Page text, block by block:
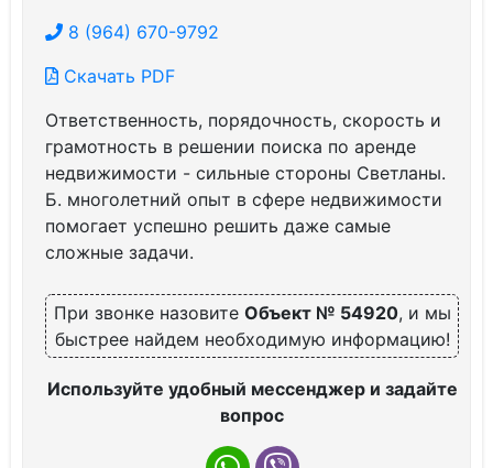
8 (964) 670-9792
Скачать PDF
Ответственность, порядочность, скорость и
грамотность в решении поиска по аренде
недвижимости - сильные стороны Светланы.
Б. многолетний опыт в сфере недвижимости
помогает успешно решить даже самые
сложные задачи.
При звонке назовите Объект № 54920, и мы
быстрее найдем необходимую информацию!
Используйте удобный мессенджер и задайте
вопрос